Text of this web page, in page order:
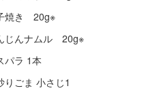
焼き 20g※
じんナムル 20g※
パラ 1本
りごま 小さじ1